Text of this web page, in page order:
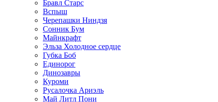
Бравл Старс
Вспыш
Черепашки Ниндзя
Сонник Бум
Майнкрафт
Эльза Холодное сердце
Губка Боб
Единорог
Динозавры
Куроми
Русалочка Ариэль
Май Литл Пони